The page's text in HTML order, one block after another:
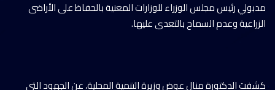
مدبولي رئيس مجلس الوزراء للوزارات المعنية بالحفاظ على الأراضى
الزراعية وعدم السماح بالتعدى عليها.
كشفت الدكتورة منال عوض وزيرة التنمية المحلية، عن الجهود التي